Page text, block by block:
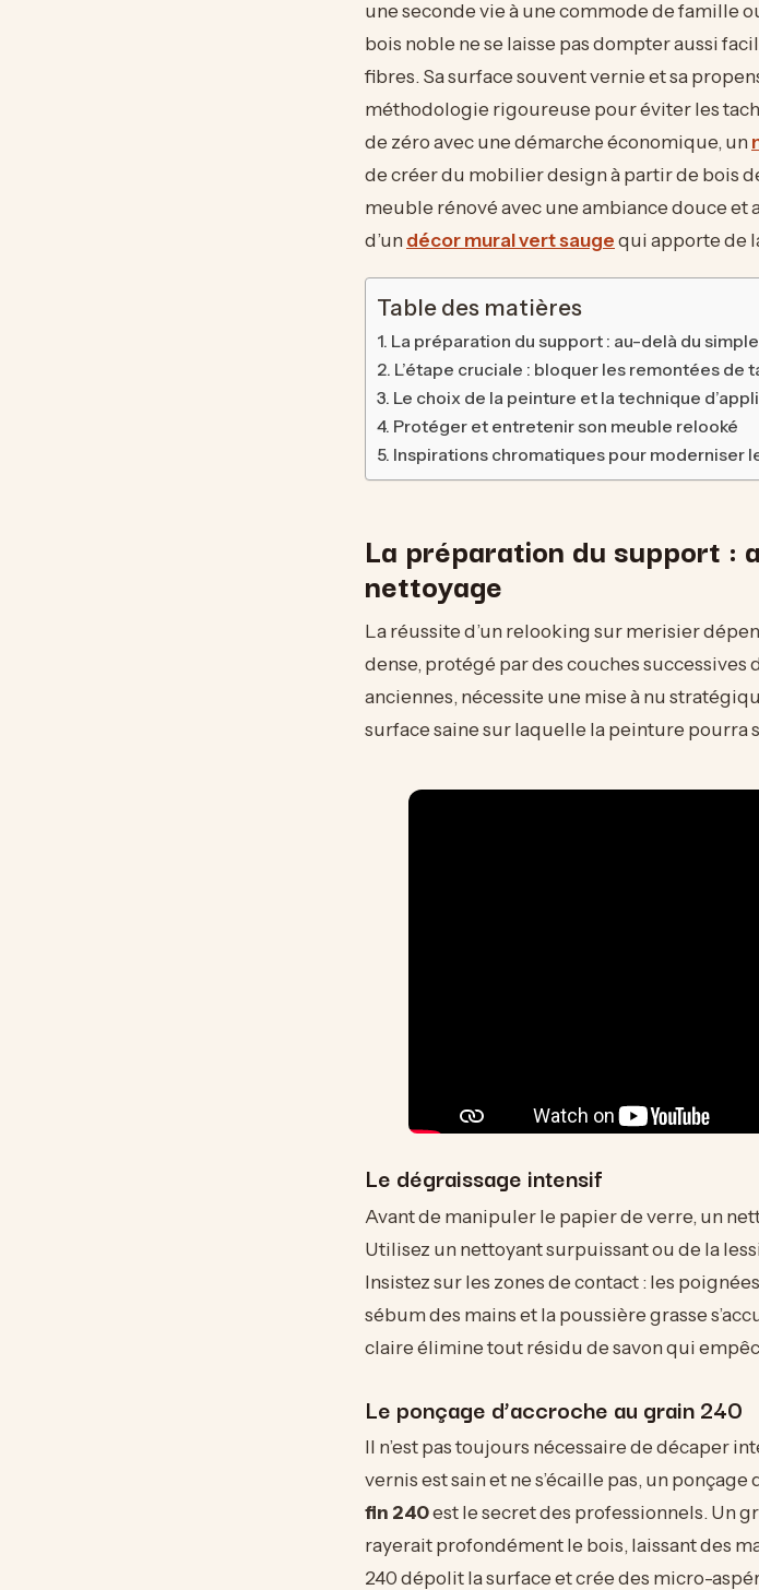
une seconde vie à une commode de famille
bois noble ne se laisse pas dompter aussi
fibres. Sa surface souvent vernie et sa
méthodologie rigoureuse pour éviter les
de zéro avec une démarche économique, un
de créer du mobilier design à partir de bois
meuble rénové avec une ambiance douce et
d’un décor mural vert saugequi apporte de
Table des matières
La préparation du support : au-delà du
L’étape cruciale : bloquer les remontées de
Le choix de la peinture et la technique
Protéger et entretenir son meuble relooké
Inspirations chromatiques pour moderniser
La préparation du support :
nettoyage
La réussite d’un relooking sur merisier
dense, protégé par des couches
anciennes, nécessite une mise à nu
surface saine sur laquelle la peinture pourra
Le dégraissage intensif
Avant de manipuler le papier de verre, un
Utilisez un nettoyant surpuissant ou de la
Insistez sur les zones de contact : les
sébum des mains et la poussière grasse
claire élimine tout résidu de savon qui
Le ponçage d’accroche au grain 240
Il n’est pas toujours nécessaire de décaper
vernis est sain et ne s’écaille pas, un ponçage
fin 240est le secret des professionnels. Un
rayerait profondément le bois, laissant des
240 dépolit la surface et crée des micro-